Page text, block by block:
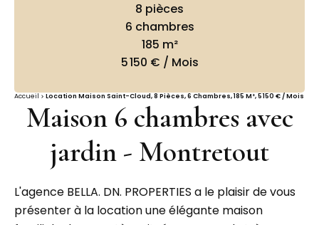
8 pièces
6 chambres
185 m²
5 150 € / Mois
Accueil Location Maison Saint-Cloud, 8 Pièces, 6 Chambres, 185 M², 5 150 € / Mois
Maison 6 chambres avec
jardin - Montretout
L'agence BELLA. DN. PROPERTIES a le plaisir de vous
présenter à la location une élégante maison